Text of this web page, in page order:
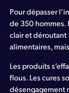
Pour dépasser
de 350 hommes.
clair et déroutant
alimentaires,
Les produits
flous. Les cures
désengagement